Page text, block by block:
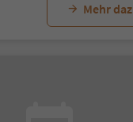
Mehr